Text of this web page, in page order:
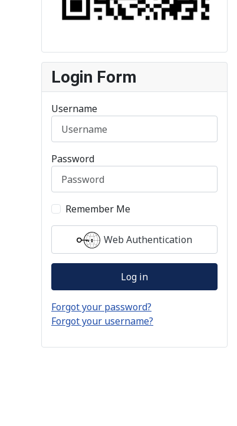
Login Form
Username
Password
Remember Me
Web Authentication
Log in
Forgot your password?
Forgot your username?